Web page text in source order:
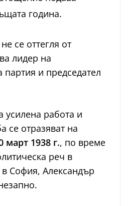
година.
се оттегля от
лидер на
партия и председател
усилена работа и
се отразяват на
март 1938 г., по време
реч в
София, Александър